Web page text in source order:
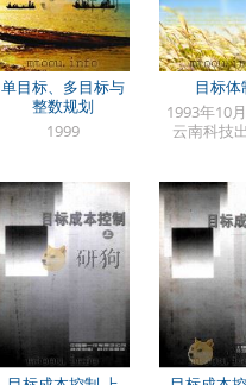
单目标、多目标与
整数规划
1999
目标体
1993年10
云南科技